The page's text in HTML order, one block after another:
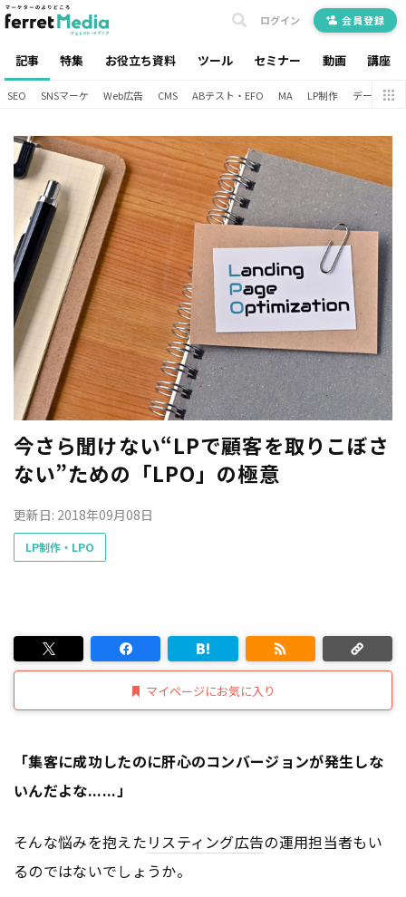
記事 特集 お役立ち資料 ツール セミナー 動画 講座
ログイン 会員登録
SEO SNSマーケ Web広告 CMS ABテスト・EFO MA LP制作 データ分析
今さら聞けない“LPで顧客を取りこぼさ
ない”ための「LPO」の極意
更新日: 2018年09月08日
LP制作・LPO
マイページにお気に入り
「集客に成功したのに肝心のコンバージョンが発生しな
いんだよな......」
そんな悩みを抱えたリスティング広告の運用担当者もい
るのではないでしょうか。